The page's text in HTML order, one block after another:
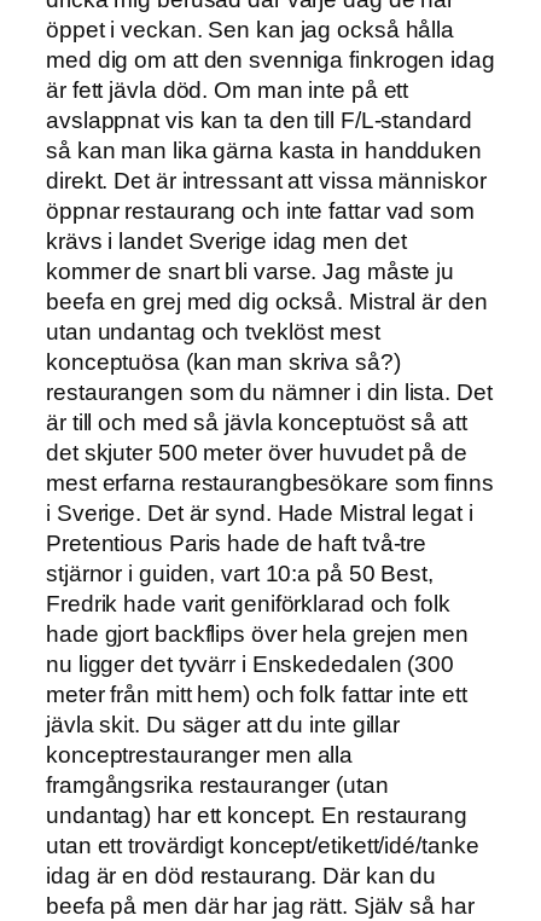
öppet i veckan. Sen kan jag också hålla
med dig om att den svenniga finkrogen idag
är fett jävla död. Om man inte på ett
avslappnat vis kan ta den till F/L-standard
så kan man lika gärna kasta in handduken
direkt. Det är intressant att vissa människor
öppnar restaurang och inte fattar vad som
krävs i landet Sverige idag men det
kommer de snart bli varse. Jag måste ju
beefa en grej med dig också. Mistral är den
utan undantag och tveklöst mest
konceptuösa (kan man skriva så?)
restaurangen som du nämner i din lista. Det
är till och med så jävla konceptuöst så att
det skjuter 500 meter över huvudet på de
mest erfarna restaurangbesökare som finns
i Sverige. Det är synd. Hade Mistral legat i
Pretentious Paris hade de haft två-tre
stjärnor i guiden, vart 10:a på 50 Best,
Fredrik hade varit geniförklarad och folk
hade gjort backflips över hela grejen men
nu ligger det tyvärr i Enskededalen (300
meter från mitt hem) och folk fattar inte ett
jävla skit. Du säger att du inte gillar
konceptrestauranger men alla
framgångsrika restauranger (utan
undantag) har ett koncept. En restaurang
utan ett trovärdigt koncept/etikett/idé/tanke
idag är en död restaurang. Där kan du
beefa på men där har jag rätt. Själv så har